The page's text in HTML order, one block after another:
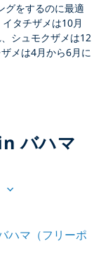
グをするのに最適
タチザメは10月
シュモクザメは12
メは4月から6月に
バハマ
ハマ（フリーポ